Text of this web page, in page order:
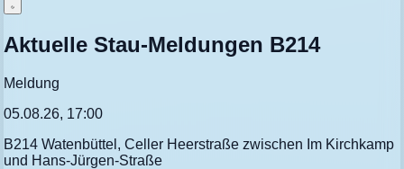
Aktuelle Stau-Meldungen B214
Meldung
05.08.26, 17:00
B214 Watenbüttel, Celler Heerstraße zwischen Im Kirchkamp
und Hans-Jürgen-Straße